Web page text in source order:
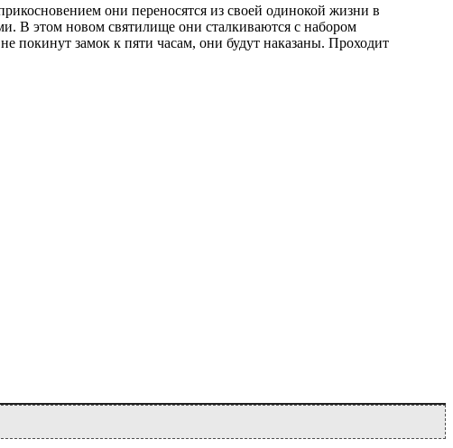
они переносятся из своей одинокой жизни в
В этом новом святилище они сталкиваются с набором
покинут замок к пяти часам, они будут наказаны. Проходит